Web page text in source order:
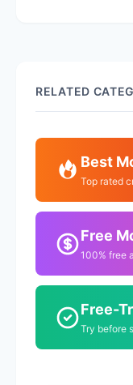
RELATED
Best
Top rated
Free
100% free
Free-
Try before